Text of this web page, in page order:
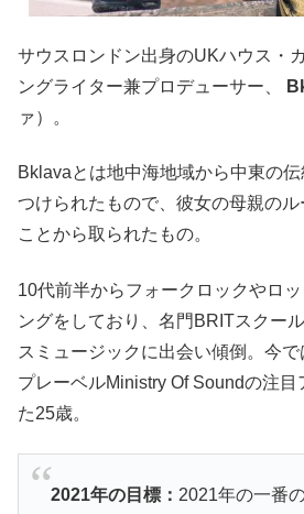
サウスロンドン出身のUKハウス・
ングライター兼プロデューサー、
ァ）。
Bklavaとは地中海地域から中東の
つけられたもので、彼女の母親の
ことから取られたもの。
10代前半からフォークロックやロ
ングをしており、名門BRITスクー
スミュージックに出会い傾倒。今
プレーベルMinistry Of Soundの注目
た25歳。
2021年の目標： 2021年の一番